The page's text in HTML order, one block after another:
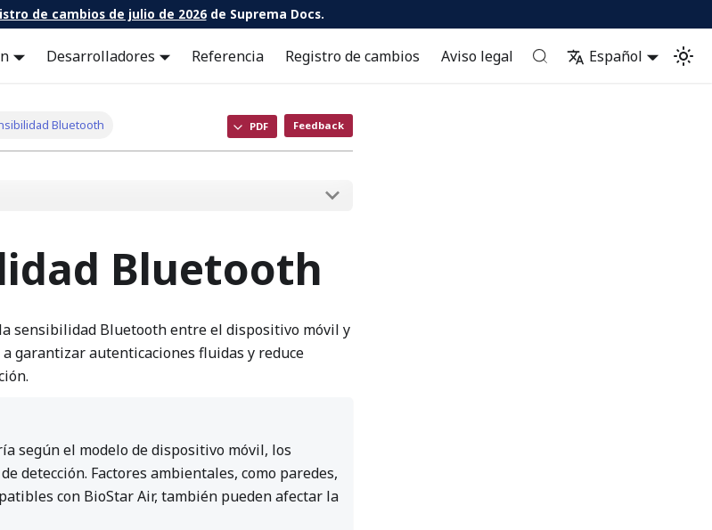
de cambios de julio de 2026de Suprema Docs.
Desarrolladores Referencia Registro de cambios Aviso legal Español
Bluetooth PDF Feedback
Bluetooth
sensibilidad Bluetooth entre el dispositivo móvil y
garantizar autenticaciones fluidas y reduce
según el modelo de dispositivo móvil, los
detección. Factores ambientales, como paredes,
con BioStar Air, también pueden afectar la